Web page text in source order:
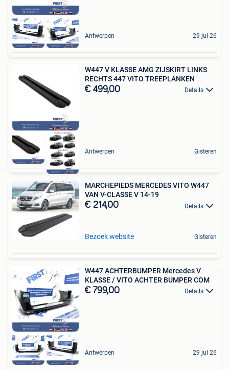
Antwerpen 29 jul 26
W447 V KLASSE AMG ZIJSKIRT LINKS
RECHTS 447 VITO TREEPLANKEN
€ 499,00 Details
Antwerpen Gisteren
MARCHEPIEDS MERCEDES VITO W447
VAN V-CLASSE V 14-19
€ 214,00 Details
Bezoek website Gisteren
W447 ACHTERBUMPER Mercedes V
KLASSE / VITO ACHTER BUMPER COM
€ 799,00 Details
Antwerpen 29 jul 26